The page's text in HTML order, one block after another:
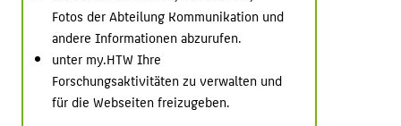
Fotos der Abteilung Kommunikation und
andere Informationen abzurufen.
unter my.HTW Ihre
Forschungsaktivitäten zu verwalten und
für die Webseiten freizugeben.